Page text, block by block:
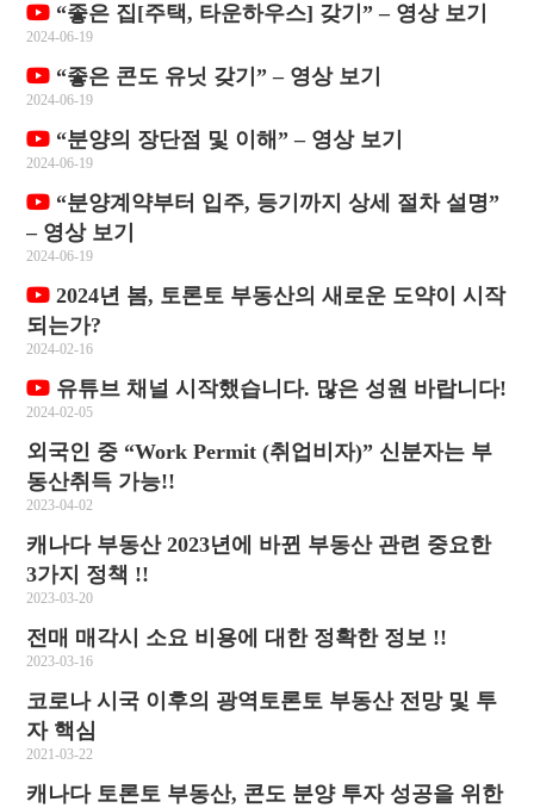
“좋은 집[주택, 타운하우스] 갖기” – 영상 보기
2024-06-19
“좋은 콘도 유닛 갖기” – 영상 보기
2024-06-19
“분양의 장단점 및 이해” – 영상 보기
2024-06-19
“분양계약부터 입주, 등기까지 상세 절차 설명”
– 영상 보기
2024-06-19
2024년 봄, 토론토 부동산의 새로운 도약이 시작
되는가?
2024-02-16
유튜브 채널 시작했습니다. 많은 성원 바랍니다!
2024-02-05
외국인 중 “Work Permit (취업비자)” 신분자는 부
동산취득 가능!!
2023-04-02
캐나다 부동산 2023년에 바뀐 부동산 관련 중요한
3가지 정책 !!
2023-03-20
전매 매각시 소요 비용에 대한 정확한 정보 !!
2023-03-16
코로나 시국 이후의 광역토론토 부동산 전망 및 투
자 핵심
2021-03-22
캐나다 토론토 부동산, 콘도 분양 투자 성공을 위한